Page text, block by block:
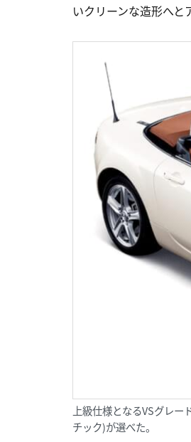
いクリーンな造形へと
上級仕様となるVSグレ
チック)が選べた。